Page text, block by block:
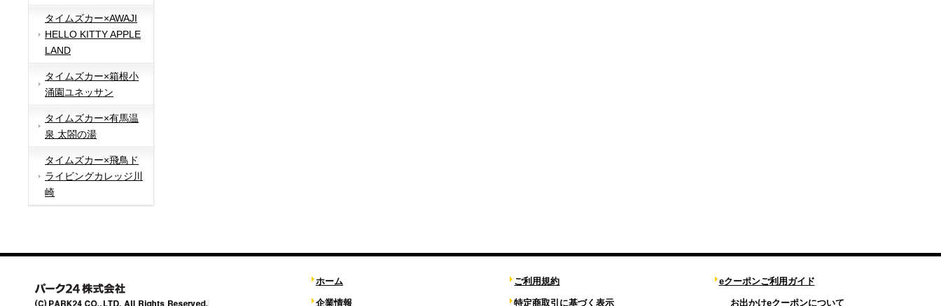
タイムズカー×AWAJI
HELLO KITTY APPLE
LAND
タイムズカー×箱根小
涌園ユネッサン
タイムズカー×有馬温
泉 太閤の湯
タイムズカー×飛鳥ド
ライビングカレッジ川
崎
ホーム
企業情報
ご利用規約
特定商取引に基づく表示
eクーポンご利用ガイド
お出かけeクーポンについて